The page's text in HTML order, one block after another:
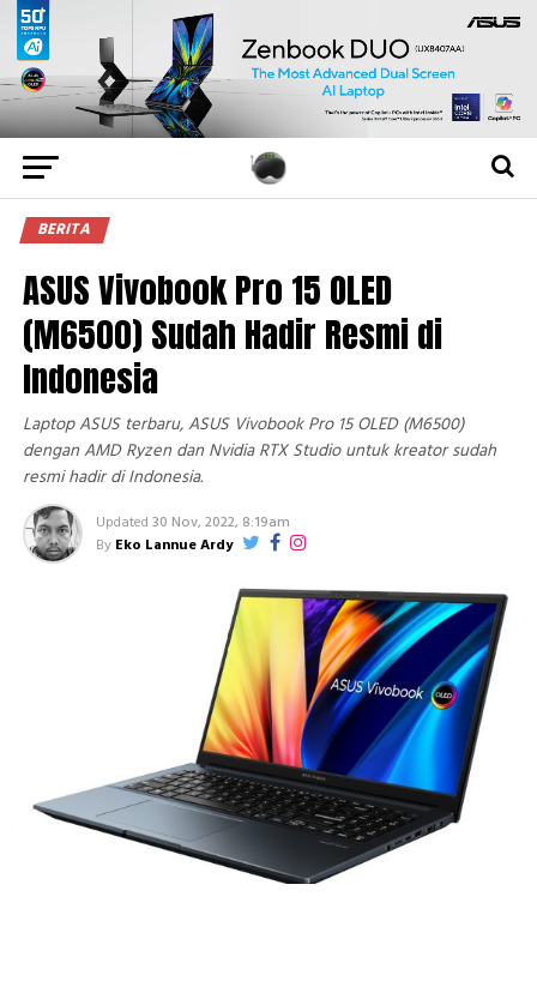
BERITA
ASUS Vivobook Pro 15 OLED
(M6500) Sudah Hadir Resmi di
Indonesia
Laptop ASUS terbaru, ASUS Vivobook Pro 15 OLED (M6500)
dengan AMD Ryzen dan Nvidia RTX Studio untuk kreator sudah
resmi hadir di Indonesia.
Updated 30 Nov, 2022, 8:19am
By Eko Lannue Ardy